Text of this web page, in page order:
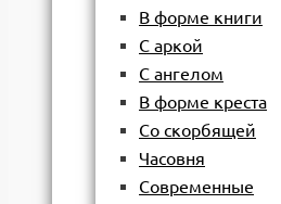
В форме книги
С аркой
С ангелом
В форме креста
Со скорбящей
Часовня
Современные